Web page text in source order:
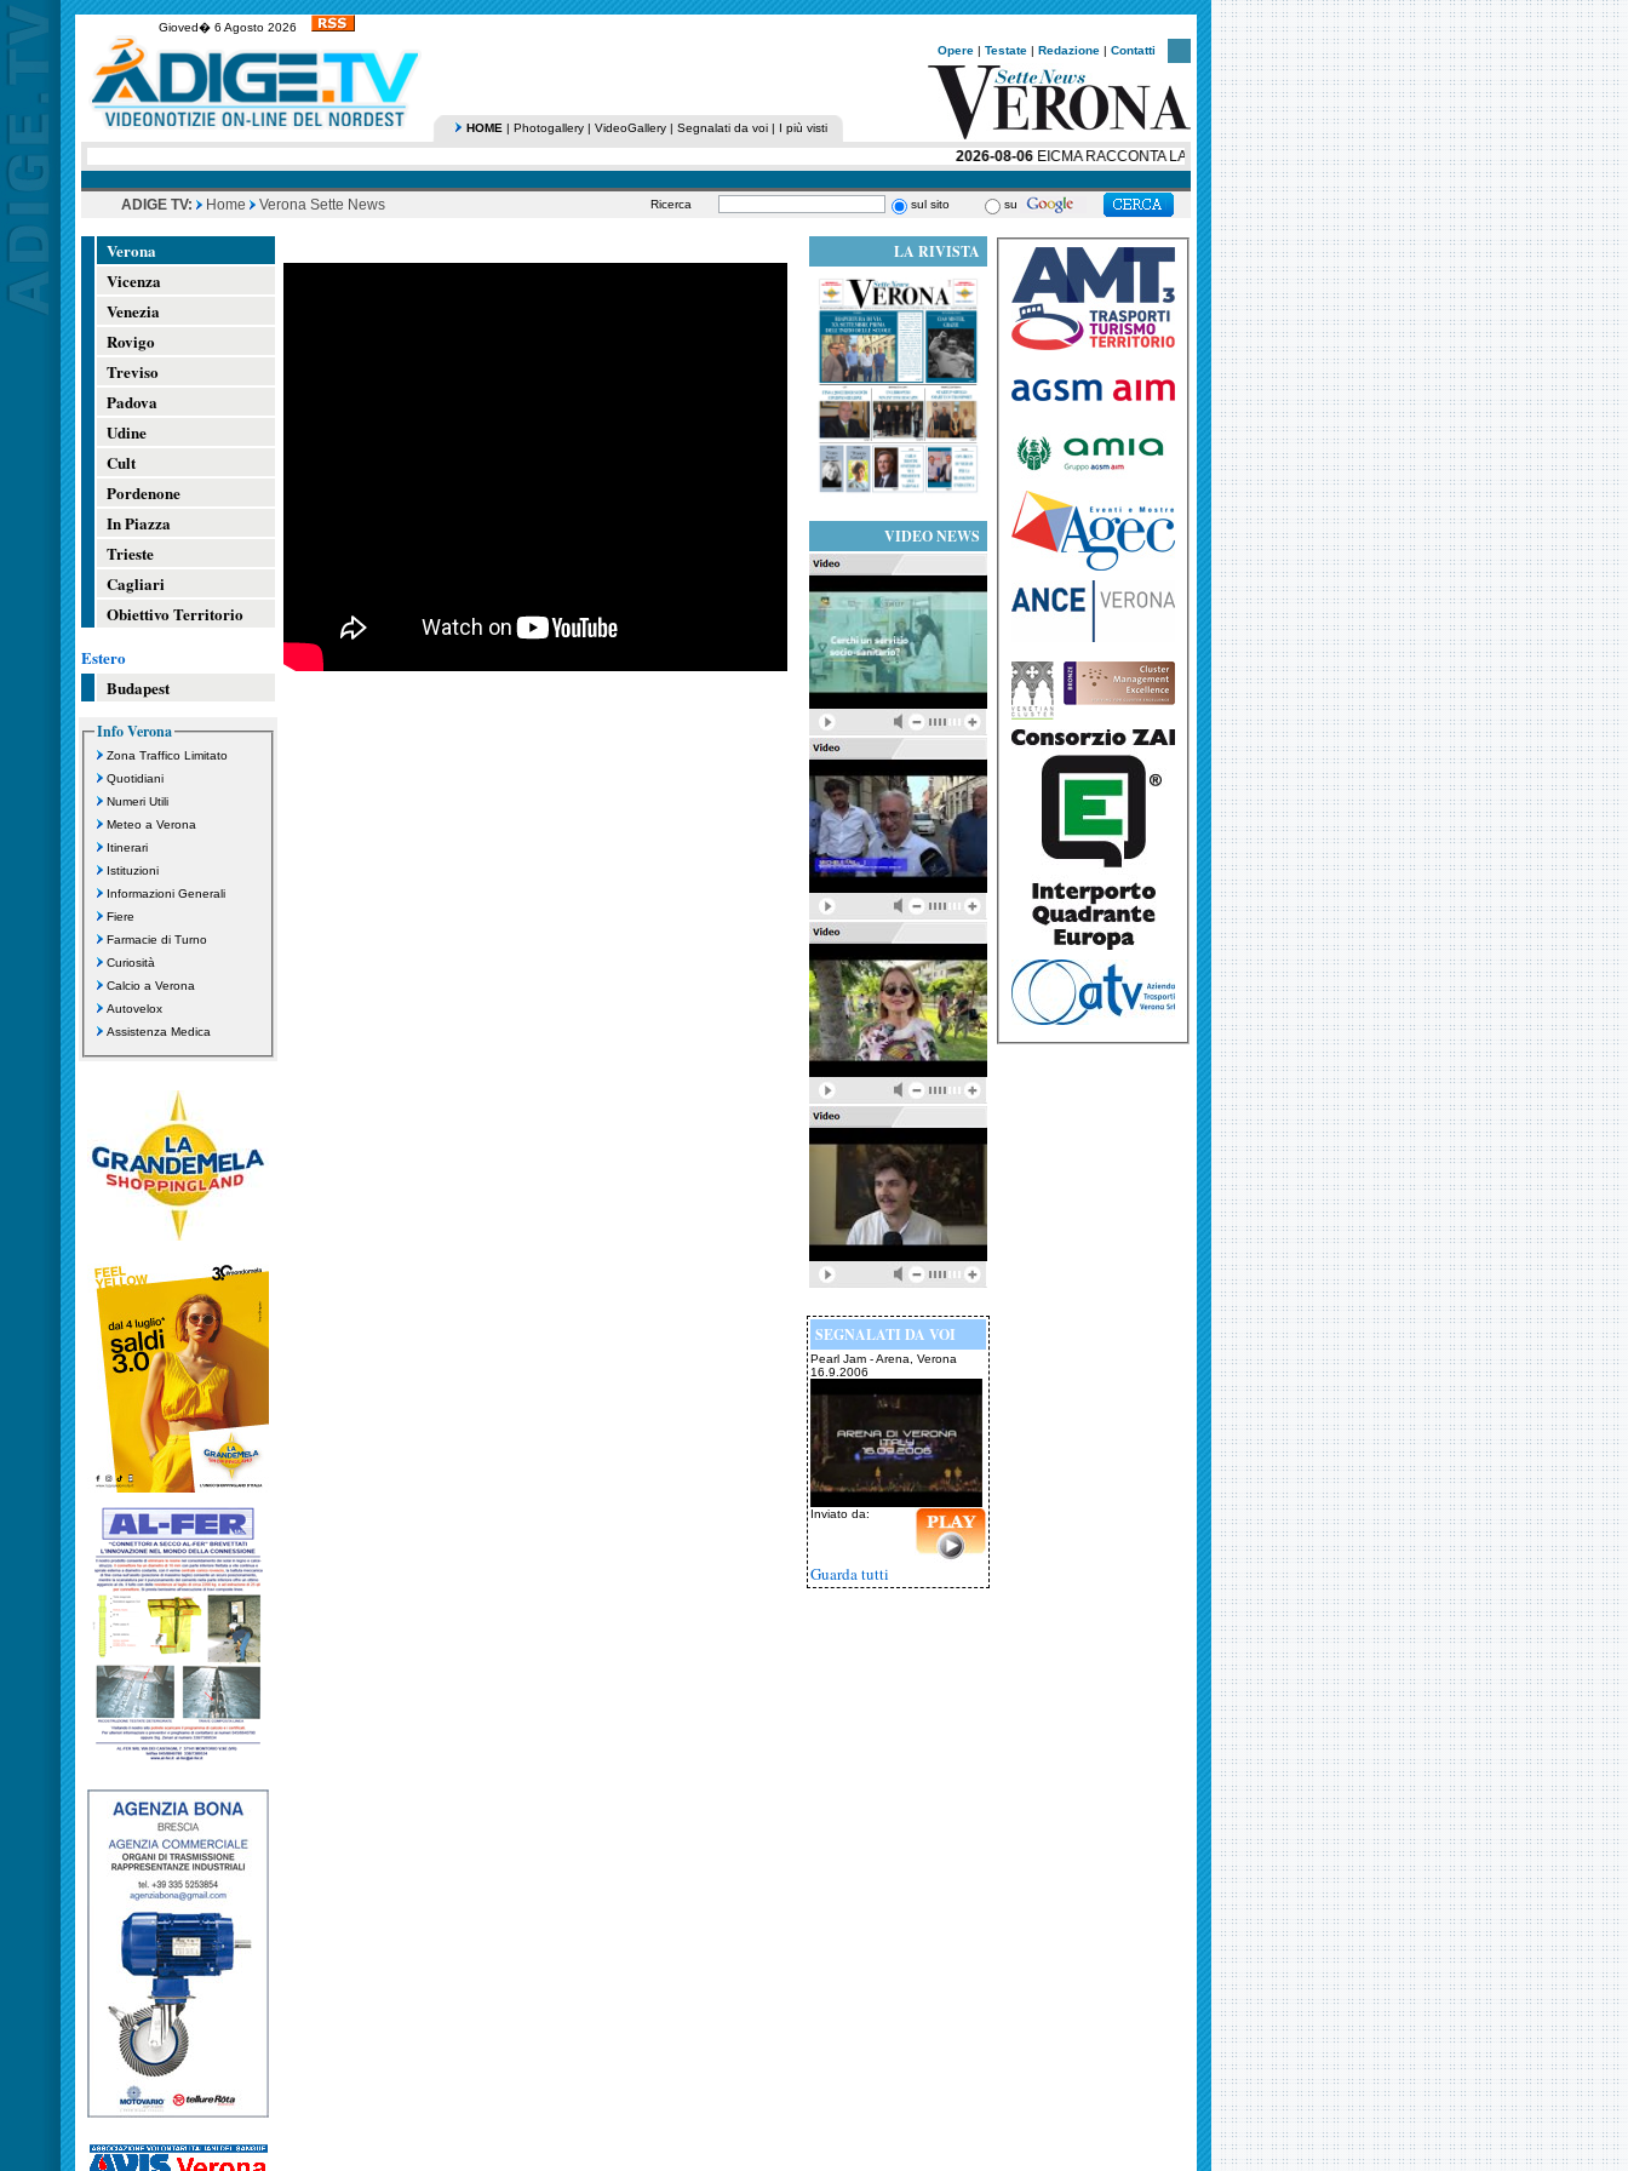
Gioved� 6 Agosto 2026
Opere | Testate | Redazione | Contatti
HOME | Photogallery | VideoGallery | Segnalati da voi | I più visti
2026-08-06EICMA RACCONTA LA SUA STORIA: AL VIA UNA SERIE SOCIAL IN OTTO EPISODI PER
ADIGE TV: Home Verona Sette News Ricerca sul sito su
Verona
Vicenza
Venezia
Rovigo
Treviso
Padova
Udine
Cult
Pordenone
In Piazza
Trieste
Cagliari
Obiettivo Territorio
Estero
Budapest
Info Verona
Zona Traffico Limitato
Quotidiani
Numeri Utili
Meteo a Verona
Itinerari
Istituzioni
Informazioni Generali
Fiere
Farmacie di Turno
Curiosità
Calcio a Verona
Autovelox
Assistenza Medica
LA RIVISTA
VIDEO NEWS
SEGNALATI DA VOI
Pearl Jam - Arena, Verona
16.9.2006
Inviato da:
Guarda tutti